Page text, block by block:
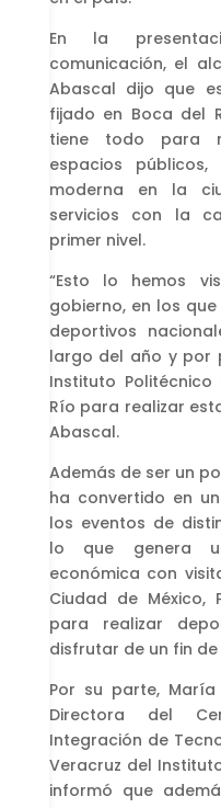
En la
comunicación, el
Abascal dijo que
fijado en Boca del
tiene todo para
espacios públicos,
moderna en la
servicios con la
primer nivel.
“Esto lo hemos
gobierno, en los
deportivos
largo del año y por
Instituto
Río para realizar
Abascal.
Además de ser un
ha convertido en
los eventos de
lo que genera
económica con
Ciudad de México,
para realizar
disfrutar de un fin
Por su parte, María
Directora del
Integración de
Veracruz del
informó que